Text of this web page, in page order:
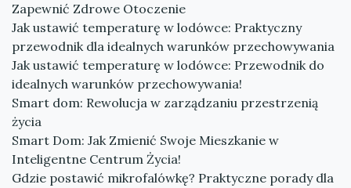
Zapewnić Zdrowe Otoczenie
Jak ustawić temperaturę w lodówce: Praktyczny
przewodnik dla idealnych warunków przechowywania
Jak ustawić temperaturę w lodówce: Przewodnik do
idealnych warunków przechowywania!
Smart dom: Rewolucja w zarządzaniu przestrzenią
życia
Smart Dom: Jak Zmienić Swoje Mieszkanie w
Inteligentne Centrum Życia!
Gdzie postawić mikrofalówkę? Praktyczne porady dla